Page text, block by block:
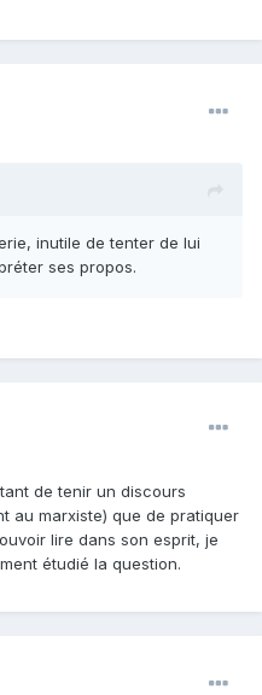
inutile de tenter de lui
ses propos.
de tenir un discours
au marxiste) que de pratiquer
lire dans son esprit, je
étudié la question.